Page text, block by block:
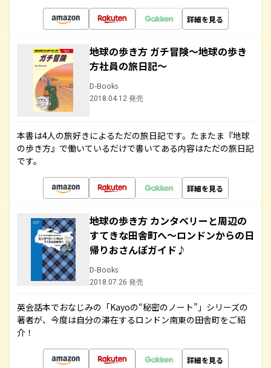
詳細を見る
地球の歩き方 ガチ冒険～地球の歩き
方社員の旅日記～
D-Books
2018.04.12 発売
本書は4人の旅好きによるただの旅日記です。たまたま『地球
の歩き方』で働いているだけで書いてある内容はただの旅日記
です。
詳細を見る
地球の歩き方 カンタベリーと周辺の
すてきな田舎町へ～ロンドンからの日
帰りおさんぽガイド♪
D-Books
2018.07.26 発売
英会話本でおなじみの「Kayoの“秘密のノート”」シリーズの
著者が、今度は自分の滞在するロンドン南東の田舎町をご紹
介！
詳細を見る